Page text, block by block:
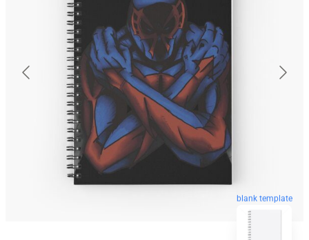
blank template